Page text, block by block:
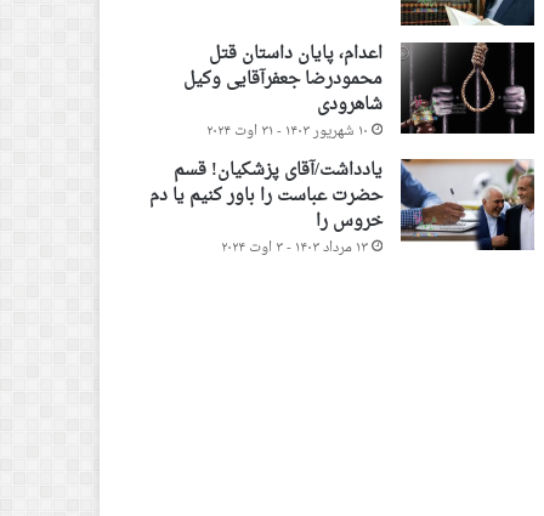
اعدام، پایان داستان قتل
محمودرضا جعفرآقایی وکیل
شاهرودی
۱۰ شهریور ۱۴۰۳ - ۳۱ اوت ۲۰۲۴
یادداشت/آقای پزشکیان! قسم
حضرت عباست را باور کنیم یا دم
خروس را
۱۳ مرداد ۱۴۰۳ - ۳ اوت ۲۰۲۴